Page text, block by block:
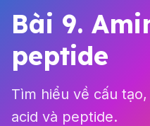
Bài 9.
peptide
Tìm hiểu về cấu
acid và peptide.